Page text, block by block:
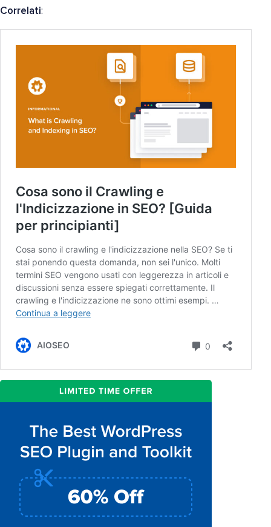
Correlati: